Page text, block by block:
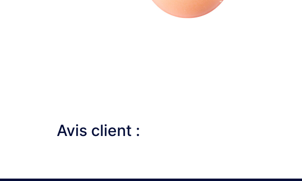
Avis client :